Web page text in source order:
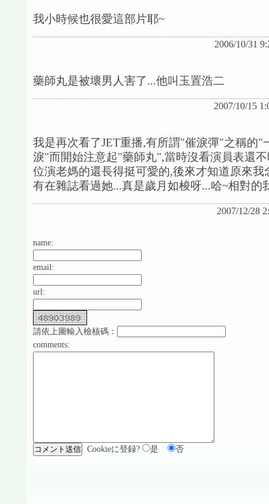
我小時候也很愛這部片耶~
2006/10/31
藥師丸是被壞男人害了...他叫玉置浩二
2007/10/15
我是再次看了JET重播,有所謂"催淚彈"之稱的"
淚"而開始注意起"藥師丸",當時沒看演員表還
位演老媽的還長得挺可愛的,後來才知道原來我
有在雜誌看過她...真是歲月如梭呀...哈~相對的
2007/12/28
name:
email:
url:
請依上圖輸入檢核碼：
comments:
Cookieに登録? 是 否